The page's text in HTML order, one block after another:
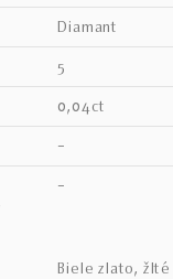
diamant
5
0,04ct
–
–
biele zlato,